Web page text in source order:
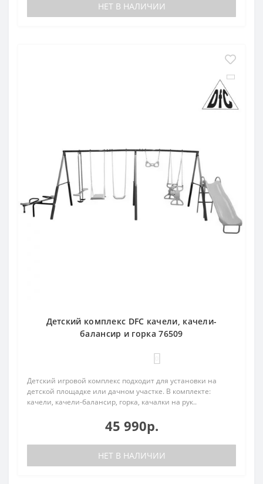
НЕТ В НАЛИЧИИ
Детский комплекс DFC качели, качели-
балансир и горка 76509
Детский игровой комплекс подходит для установки на
детской площадке или дачном участке. В комплекте:
качели, качели-балансир, горка, качалки на рук..
45 990р.
НЕТ В НАЛИЧИИ